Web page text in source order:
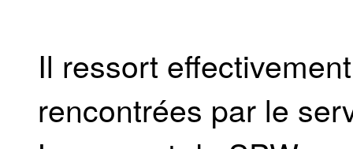
Il ressort
rencontrées par le